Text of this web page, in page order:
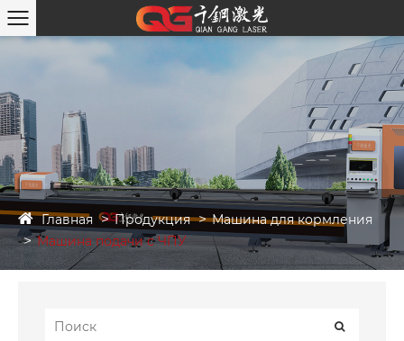
Главная Продукция
Машина для кормления
Машина подачи с ЧПУ